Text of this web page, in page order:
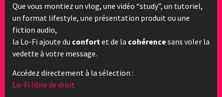
Que vous montiez un vlog, une vidéo “study”, un tutoriel,
un format lifestyle, une présentation produit ou une
fiction audio,
la Lo-Fi ajoute du confort et de la cohérencesans voler la
vedette à votre message.
Accédez directement à la sélection :
Lo-Fi libre de droit